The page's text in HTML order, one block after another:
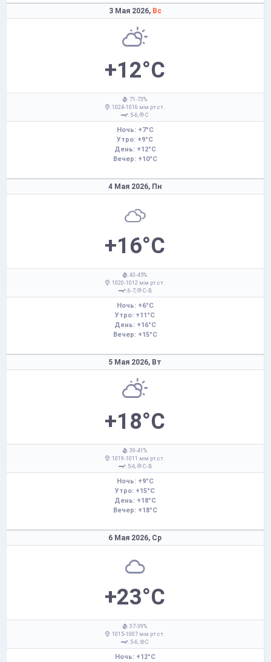
3 Мая 2026, Вс
+12°C
: 71-73%
: 1024-1016 мм рт.ст.
: 5-6,
С
Ночь: +7°C
Утро: +9°C
День: +12°C
Вечер: +10°C
4 Мая 2026, Пн
+16°C
: 43-45%
: 1020-1012 мм рт.ст.
: 6-7,
С-В
Ночь: +6°C
Утро: +11°C
День: +16°C
Вечер: +15°C
5 Мая 2026, Вт
+18°C
: 39-41%
: 1019-1011 мм рт.ст.
: 5-6,
С-В
Ночь: +9°C
Утро: +15°C
День: +18°C
Вечер: +18°C
6 Мая 2026, Ср
+23°C
: 37-39%
: 1015-1007 мм рт.ст.
: 5-6,
С
Ночь: +12°C